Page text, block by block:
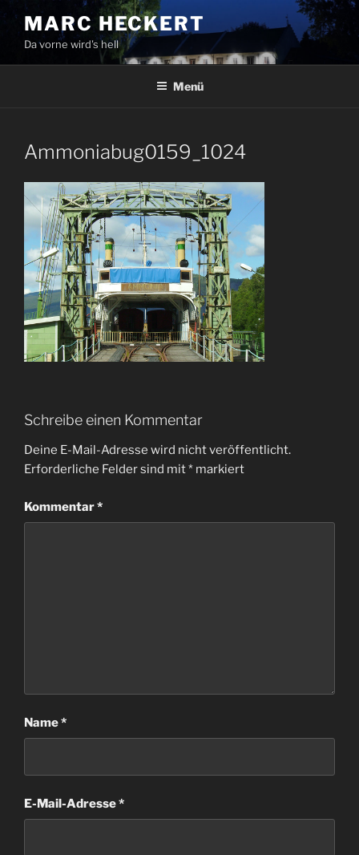
Inhalt
springen
MARC HECKERT
Da vorne wird's hell
Menü
Ammoniabug0159_1024
Schreibe einen Kommentar
Deine E-Mail-Adresse wird nicht veröffentlicht.
Erforderliche Felder sind mit* markiert
Kommentar*
Name*
E-Mail-Adresse*